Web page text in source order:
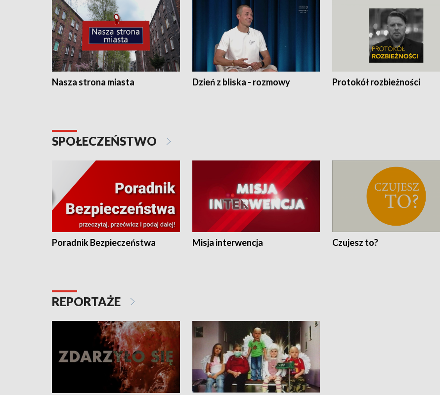
Nasza strona miasta Dzień z bliska - rozmowy Protokół rozbieżności
SPOŁECZEŃSTWO
Poradnik Bezpieczeństwa Misja interwencja Czujesz to?
REPORTAŻE